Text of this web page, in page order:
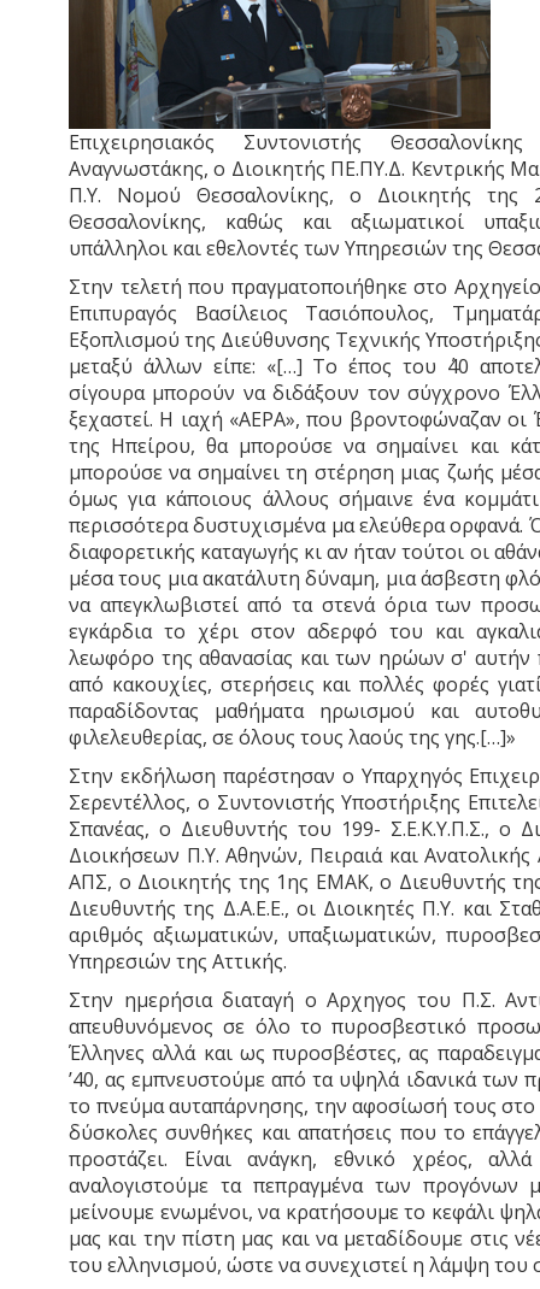
Επιχειρησιακός Συντονιστής
Αναγνωστάκης, ο Διοικητής ΠΕ.ΠΥ.Δ. Κεντρικής
Π.Υ. Νομού Θεσσαλονίκης, ο Διοικητής
Θεσσαλονίκης, καθώς και αξιωματικοί
υπάλληλοι και εθελοντές των Υπηρεσιών της
Στην τελετή που πραγματοποιήθηκε στο
Επιπυραγός Βασίλειος Τασιόπουλος,
Εξοπλισμού της Διεύθυνσης Τεχνικής
μεταξύ άλλων είπε: «[…] Το έπος του ΄40
σίγουρα μπορούν να διδάξουν τον σύγχρονο
ξεχαστεί. Η ιαχή «ΑΕΡΑ», που βροντοφώναζαν
της Ηπείρου, θα μπορούσε να σημαίνει και
μπορούσε να σημαίνει τη στέρηση μιας ζωής
όμως για κάποιους άλλους σήμαινε ένα
περισσότερα δυστυχισμένα μα ελεύθερα ορφανά.
διαφορετικής καταγωγής κι αν ήταν τούτοι οι
μέσα τους μια ακατάλυτη δύναμη, μια άσβεστη
να απεγκλωβιστεί από τα στενά όρια των
εγκάρδια το χέρι στον αδερφό του και
λεωφόρο της αθανασίας και των ηρώων σ' αυτήν
από κακουχίες, στερήσεις και πολλές φορές
παραδίδοντας μαθήματα ηρωισμού και
φιλελευθερίας, σε όλους τους λαούς της γης.[…]»
Στην εκδήλωση παρέστησαν ο Υπαρχηγός
Σερεντέλλος, ο Συντονιστής Υποστήριξης
Σπανέας, ο Διευθυντής του 199- Σ.Ε.Κ.Υ.Π.Σ., ο
Διοικήσεων Π.Υ. Αθηνών, Πειραιά και
ΑΠΣ, ο Διοικητής της 1ης ΕΜΑΚ, ο Διευθυντής
Διευθυντής της Δ.Α.Ε.Ε., οι Διοικητές Π.Υ. και
αριθμός αξιωματικών, υπαξιωματικών,
Υπηρεσιών της Αττικής.
Στην ημερήσια διαταγή ο Αρχηγος του Π.Σ.
απευθυνόμενος σε όλο το πυροσβεστικό
Έλληνες αλλά και ως πυροσβέστες, ας
’40, ας εμπνευστούμε από τα υψηλά ιδανικά των
το πνεύμα αυταπάρνησης, την αφοσίωσή τους στο
δύσκολες συνθήκες και απατήσεις που το
προστάζει. Είναι ανάγκη, εθνικό χρέος,
αναλογιστούμε τα πεπραγμένα των προγόνων
μείνουμε ενωμένοι, να κρατήσουμε το κεφάλι
μας και την πίστη μας και να μεταδίδουμε στις
του ελληνισμού, ώστε να συνεχιστεί η λάμψη του